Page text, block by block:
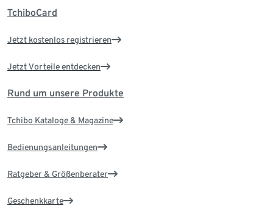
TchiboCard
Jetzt kostenlos registrieren
Jetzt Vorteile entdecken
Rund um unsere Produkte
Tchibo Kataloge & Magazine
Bedienungsanleitungen
Ratgeber & Größenberater
Geschenkkarte